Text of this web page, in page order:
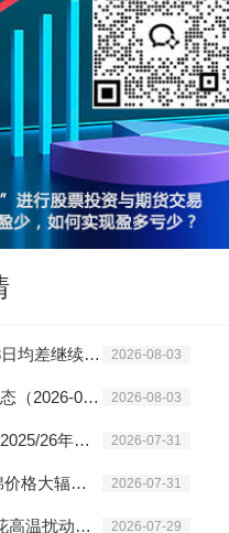
生意社皮棉8月3日均差继续负向扩大为-59.26元/吨 2026-08-03
皮棉商品报价动态（2026-08-03） 2026-08-03
7月17-23日美国2025/26年度陆地棉净出口签约量较前周减少42% 2026-07-31
7月30日ICE期棉价格大辐上涨 2026-07-31
生意社：7月棉花高温扰动与抛储落地的博弈之局 2026-07-29